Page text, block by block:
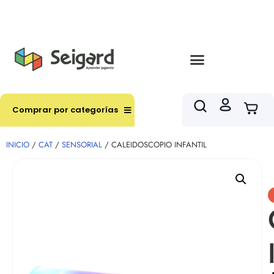
Comprar por categorías
INICIO / CAT / SENSORIAL / CALEIDOSCOPIO INFANTIL